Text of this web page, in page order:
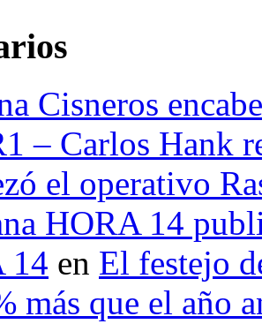
Cisneros
– Carlos Hank
el operativo
HORA 14
14 en El festejo
más que el año